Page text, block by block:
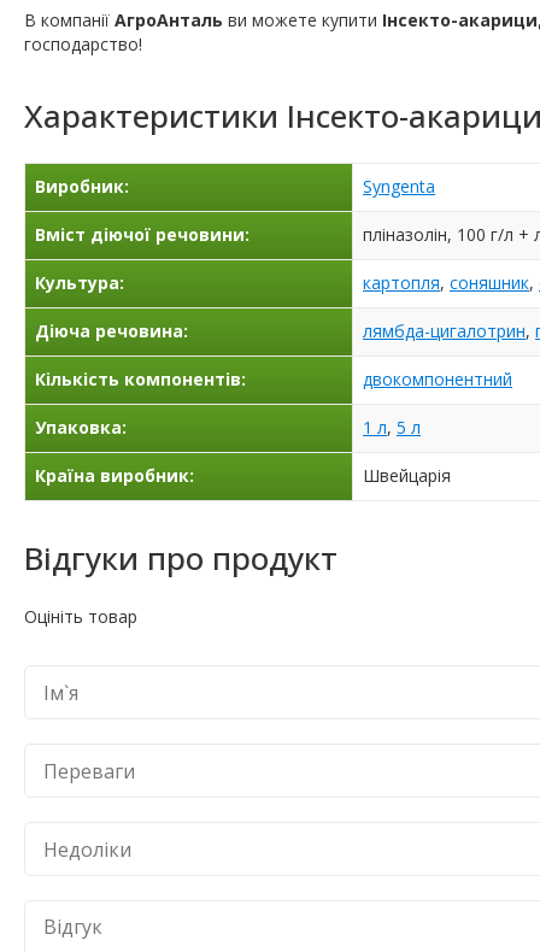
В компанії АгроАнталь ви можете купити Інсекто-
господарство!
Характеристики Інсекто-
Виробник: Syngenta
Вміст діючої речовини: пліназолін, 100 г/л
Культура: картопля, соняшник,
Діюча речовина: лямбда-цигалотрин,
Кількість компонентів: двокомпонентний
Упаковка: 1 л, 5 л
Країна виробник: Швейцарія
Відгуки про продукт
Оцініть товар